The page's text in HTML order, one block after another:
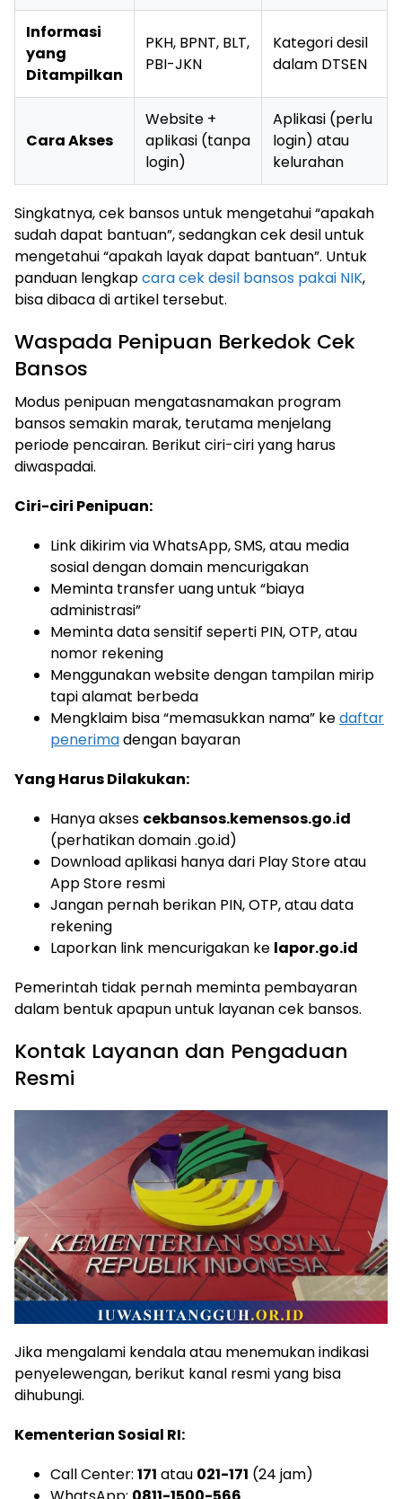
Informasi
yang
Ditampilkan
PKH, BPNT, BLT,
PBI-JKN
Kategori desil
dalam DTSEN
Cara Akses
Website +
aplikasi (tanpa
login)
Aplikasi (perlu
login) atau
kelurahan
Singkatnya, cek bansos untuk mengetahui “apakah
sudah dapat bantuan”, sedangkan cek desil untuk
mengetahui “apakah layak dapat bantuan”. Untuk
panduan lengkapcara cek desil bansos pakai NIK,
bisa dibaca di artikel tersebut.
Waspada Penipuan Berkedok Cek
Bansos
Modus penipuan mengatasnamakan program
bansos semakin marak, terutama menjelang
periode pencairan. Berikut ciri-ciri yang harus
diwaspadai.
Ciri-ciri Penipuan:
Link dikirim via WhatsApp, SMS, atau media
sosial dengan domain mencurigakan
Meminta transfer uang untuk “biaya
administrasi”
Meminta data sensitif seperti PIN, OTP, atau
nomor rekening
Menggunakan website dengan tampilan mirip
tapi alamat berbeda
Mengklaim bisa “memasukkan nama” kedaftar
penerimadengan bayaran
Yang Harus Dilakukan:
Hanya akses cekbansos.kemensos.go.id
(perhatikan domain .go.id)
Download aplikasi hanya dari Play Store atau
App Store resmi
Jangan pernah berikan PIN, OTP, atau data
rekening
Laporkan link mencurigakan ke lapor.go.id
Pemerintah tidak pernah meminta pembayaran
dalam bentuk apapun untuk layanan cek bansos.
Kontak Layanan dan Pengaduan
Resmi
Jika mengalami kendala atau menemukan indikasi
penyelewengan, berikut kanal resmi yang bisa
dihubungi.
Kementerian Sosial RI:
Call Center: 171 atau 021-171 (24 jam)